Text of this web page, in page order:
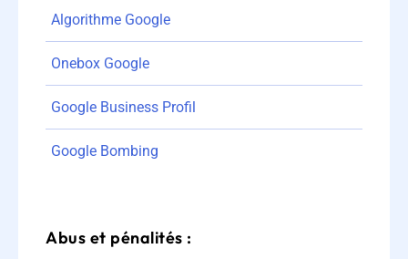
Algorithme Google
Onebox Google
Google Business Profil
Google Bombing
Abus et pénalités :